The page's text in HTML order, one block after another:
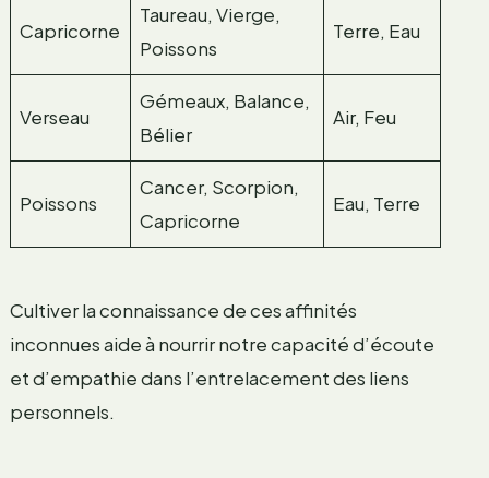
Capricorne
Taureau, Vierge,
Poissons
Terre, Eau
Verseau
Gémeaux, Balance,
Bélier
Air, Feu
Poissons
Cancer, Scorpion,
Capricorne
Eau, Terre
Cultiver la connaissance de ces affinités
inconnues aide à nourrir notre capacité d’écoute
et d’empathie dans l’entrelacement des liens
personnels.